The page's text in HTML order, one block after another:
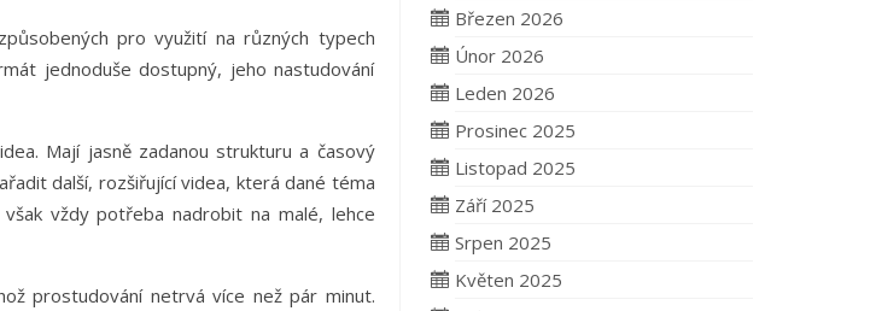
pro využití na různých typech
jednoduše dostupný, jeho nastudování
Mají jasně zadanou strukturu a časový
další, rozšiřující videa, která dané téma
vždy potřeba nadrobit na malé, lehce
prostudování netrvá více než pár minut.
Březen 2026
Únor 2026
Leden 2026
Prosinec 2025
Listopad 2025
Září 2025
Srpen 2025
Květen 2025